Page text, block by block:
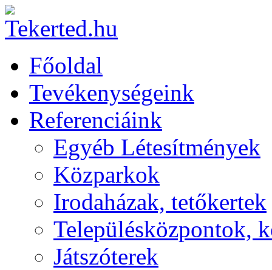
Főoldal
Tevékenységeink
Referenciáink
Egyéb Létesítmények
Közparkok
Irodaházak, tetőkertek
Településközpontok,
Játszóterek